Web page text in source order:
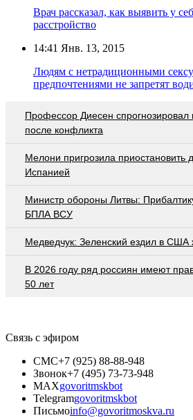
Врач рассказал, как выявить у
расстройство
14:41 Янв. 13, 2015
Людям с нетрадиционными
предпочтениями не запретят
Профессор Диесен спрогнозировал
после конфликта
Мелони пригрозила приостановить
Испанией
Министр обороны Литвы:
БПЛА ВСУ
Медведчук: Зеленский ездил в США
В 2026 году ряд россиян имеют
50 лет
Связь с эфиром
СМС+7 (925) 88-88-948
Звонок+7 (495) 73-73-948
MAXgovoritmskbot
Telegramgovoritmskbot
Письмоinfo@govoritmoskva.ru